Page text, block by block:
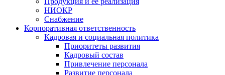
НИОКР
Снабжение
Корпоративная ответственность
Кадровая и социальная политика
Приоритеты развития
Кадровый состав
Привлечение персонала
Развитие персонала